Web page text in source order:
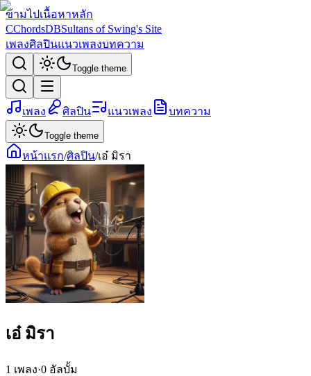
ข้ามไปเนื้อหาหลัก
CChordsDBSultans of Swing's Site
เพลงศิลปินแนวเพลงบทความ
Toggle theme
เพลง ศิลปิน แนวเพลง บทความ
Toggle theme
หน้าแรก/ศิลปิน/เอ๋ มิรา
เอ๋ มิรา
1 เพลง·0 อัลบั้ม